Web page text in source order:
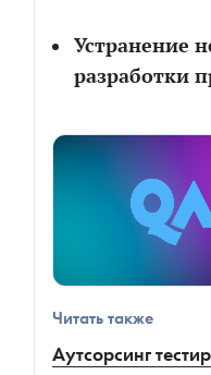
Устранение
разработки
Читать также
Аутсорсинг